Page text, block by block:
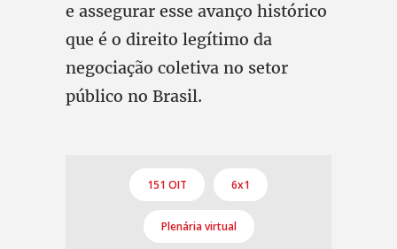
e assegurar esse avanço histórico
que é o direito legítimo da
negociação coletiva no setor
público no Brasil.
151 OIT 6x1
Plenária virtual